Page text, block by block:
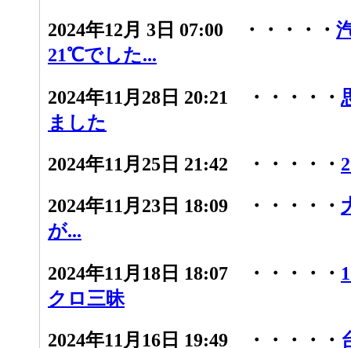
2024年12月 3日 07:00 ・・・・・
21℃でした...
2024年11月28日 20:21 ・・・・・
ました
2024年11月25日 21:42 ・・・・・
2024年11月23日 18:09 ・・・・・
が...
2024年11月18日 18:07 ・・・・・
クロ三昧
2024年11月16日 19:49 ・・・・・